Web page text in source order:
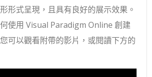
形式呈現，且具有良好的展示效果。
使用 Visual Paradigm Online 創建
可以觀看附帶的影片，或閱讀下方的